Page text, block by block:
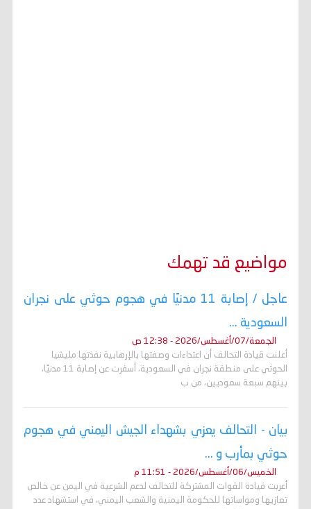
مواضيع قد تهمك
عاجل / إصابة 11 مدنيًا في هجوم حوثي على نجران
السعودية ...
الجمعة/07/أغسطس/2026 - 12:38 ص
أعلنت قيادة التحالف أن اعتداءات وصفتها بالإرهابية نفذتها مليشيا
الحوثي على منطقة نجران في السعودية، أسفرت عن إصابة 11 مدنيًا،
بينهم سبعة سعوديين، من ب
بيان - التحالف يعزي بشهداء الجيش اليمني في هجوم
حوثي بمأرب و ...
الخميس/06/أغسطس/2026 - 11:51 م
أعربت قيادة القوات المشتركة للتحالف لدعم الشرعية في اليمن عن خالص
تعازيها ومواساتها للحكومة اليمنية والشعب اليمني، في استشهاد عدد